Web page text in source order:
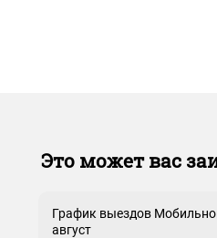
Это может вас
График выездов
август